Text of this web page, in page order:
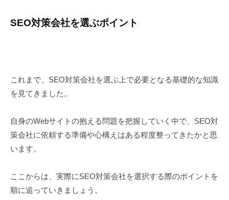
SEO対策会社を選ぶポイント
これまで、SEO対策会社を選ぶ上で必要となる基礎的な知識
を見てきました。
自身のWebサイトの抱える問題を把握していく中で、SEO対
策会社に依頼する準備や心構えはある程度整ってきたかと思
います。
ここからは、実際にSEO対策会社を選択する際のポイントを
順に追っていきましょう。